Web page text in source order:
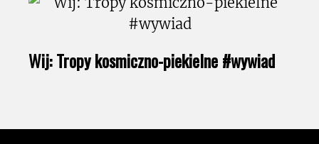
Wij: Tropy kosmiczno-piekielne #wywiad